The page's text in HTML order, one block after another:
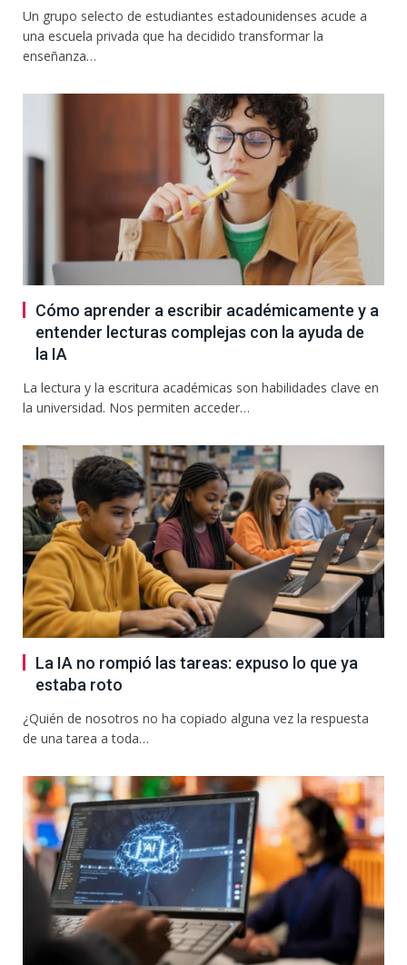
Un grupo selecto de estudiantes estadounidenses acude a
una escuela privada que ha decidido transformar la
enseñanza…
Cómo aprender a escribir académicamente y a
entender lecturas complejas con la ayuda de
la IA
La lectura y la escritura académicas son habilidades clave en
la universidad. Nos permiten acceder…
La IA no rompió las tareas: expuso lo que ya
estaba roto
¿Quién de nosotros no ha copiado alguna vez la respuesta
de una tarea a toda…